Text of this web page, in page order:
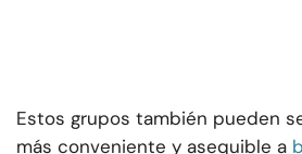
Estos grupos también pueden
más conveniente y asequible a